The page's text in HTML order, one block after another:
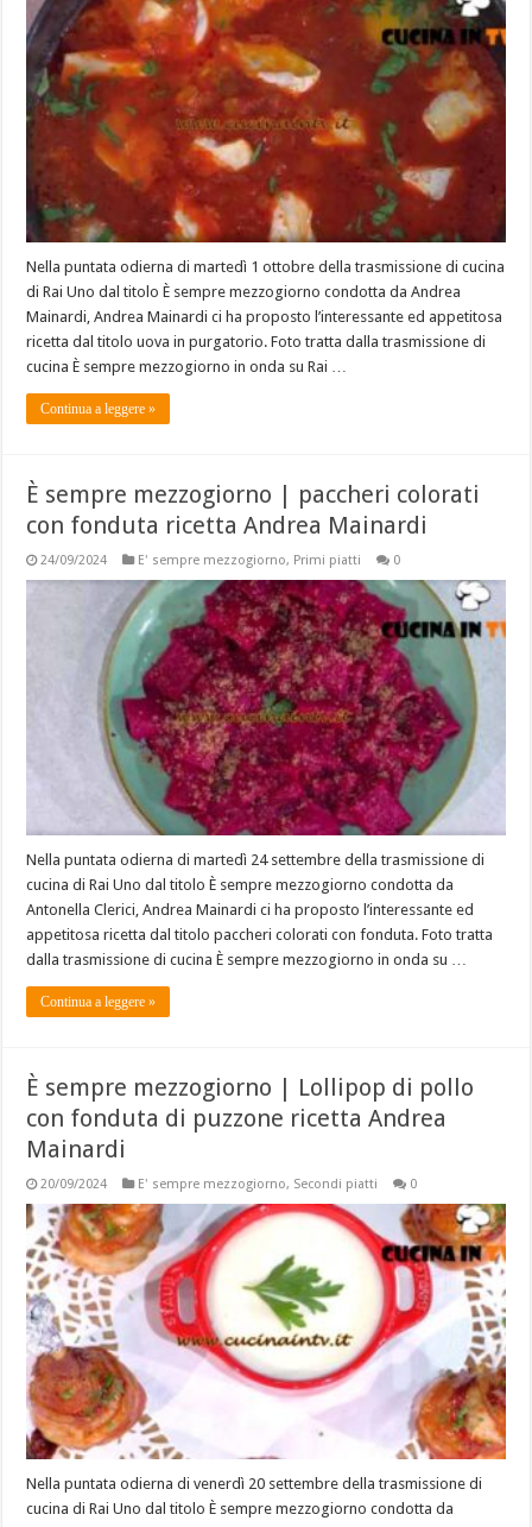
Nella puntata odierna di martedì 1 ottobre della trasmissione di cucina
di Rai Uno dal titolo È sempre mezzogiorno condotta da Andrea
Mainardi, Andrea Mainardi ci ha proposto l’interessante ed appetitosa
ricetta dal titolo uova in purgatorio. Foto tratta dalla trasmissione di
cucina È sempre mezzogiorno in onda su Rai …
Continua a leggere »
È sempre mezzogiorno | paccheri colorati
con fonduta ricetta Andrea Mainardi
24/09/2024 E' sempre mezzogiorno, Primi piatti 0
Nella puntata odierna di martedì 24 settembre della trasmissione di
cucina di Rai Uno dal titolo È sempre mezzogiorno condotta da
Antonella Clerici, Andrea Mainardi ci ha proposto l’interessante ed
appetitosa ricetta dal titolo paccheri colorati con fonduta. Foto tratta
dalla trasmissione di cucina È sempre mezzogiorno in onda su …
Continua a leggere »
È sempre mezzogiorno | Lollipop di pollo
con fonduta di puzzone ricetta Andrea
Mainardi
20/09/2024 E' sempre mezzogiorno, Secondi piatti 0
Nella puntata odierna di venerdì 20 settembre della trasmissione di
cucina di Rai Uno dal titolo È sempre mezzogiorno condotta da